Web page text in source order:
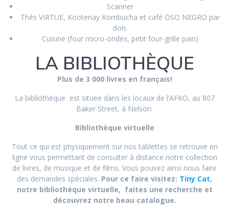
Scanner
Thés VIRTUE, Kootenay Kombucha et café OSO NEGRO par
don.
Cuisine (four micro-ondes, petit four-grille pain)
LA BIBLIOTHÈQUE
Plus de 3 000 livres en français!
La bibliothèque est située dans les locaux de l’AFKO, au 807
Baker Street, à Nelson.
Bibliothèque virtuelle
Tout ce qui est physiquement sur nos tablettes se retrouve en
ligne vous permettant de consulter à distance notre collection
de livres, de musique et de films. Vous pouvez ainsi nous faire
des demandes spéciales. Pour ce faire visitez: Tiny Cat,
notre bibliothéque virtuelle, faites une recherche et
découvrez notre beau catalogue.